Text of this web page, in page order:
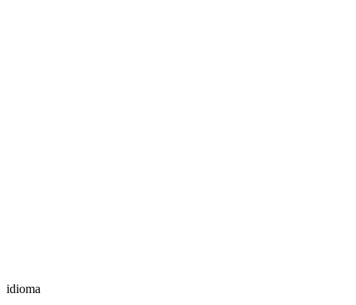
idioma